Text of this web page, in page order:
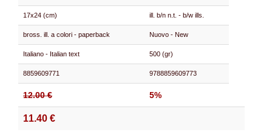
17x24 (cm) ill. b/n n.t. - b/w ills.
bross. ill. a colori - paperback Nuovo - New
Italiano - Italian text 500 (gr)
8859609771 9788859609773
12.00 € 5%
11.40 €